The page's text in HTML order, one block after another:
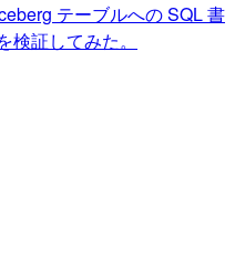
テーブルへの SQL 書
証してみた。